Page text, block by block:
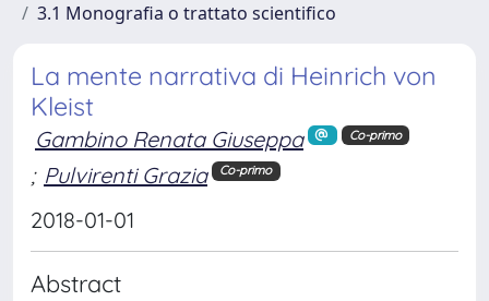
3.1 Monografia o trattato scientifico
La mente narrativa di Heinrich von
Kleist
Gambino Renata Giuseppa Co-primo
; Pulvirenti Grazia Co-primo
2018-01-01
Abstract